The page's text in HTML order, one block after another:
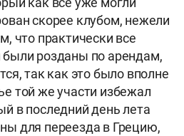
скорее клубом, нежели
что практически все
были розданы по арендам,
так как это было вполне
той же участи избежал
в последний день лета
для переезда в Грецию,